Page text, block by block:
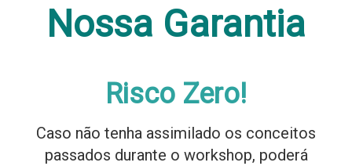
Nossa Garantia
Risco Zero!
Caso não tenha assimilado os conceitos
passados durante o workshop, poderá